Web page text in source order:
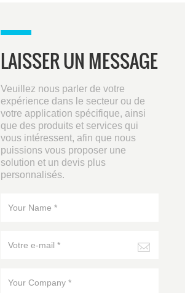
LAISSER UN MESSAGE
Veuillez nous parler de votre
expérience dans le secteur ou de
votre application spécifique, ainsi
que des produits et services qui
vous intéressent, afin que nous
puissions vous proposer une
solution et un devis plus
personnalisés.